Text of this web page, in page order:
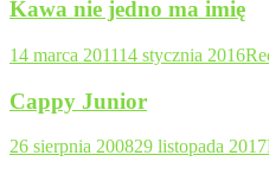
Kawa nie jedno ma imię
14 marca 201114 stycznia 2016
Cappy Junior
26 sierpnia 200829 listopada 2017